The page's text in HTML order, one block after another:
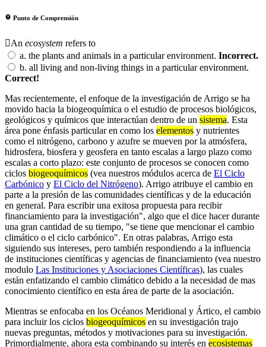
Punto de Comprensión
An ecosystem refers to
a. the plants and animals in a particular environment. Incorrect.
b. all living and non-living things in a particular environment.
Correct!
Mas recientemente, el enfoque de la investigación de Arrigo se ha
movido hacia la biogeoquímica o el estudio de procesos biológicos,
geológicos y químicos que interactúan dentro de un sistema. Esta
área pone énfasis particular en como los elementos y nutrientes
como el nitrógeno, carbono y azufre se mueven por la atmósfera,
hidrosfera, biosfera y geosfera en tanto escalas a largo plazo como
escalas a corto plazo: este conjunto de procesos se conocen como
ciclos biogeoquímicos (vea nuestros módulos acerca de El Ciclo
Carbónico y El Ciclo del Nitrógeno). Arrigo atribuye el cambio en
parte a la presión de las comunidades científicas y de la educación
en general. Para escribir una exitosa propuesta para recibir
financiamiento para la investigación", algo que el dice hacer durante
una gran cantidad de su tiempo, "se tiene que mencionar el cambio
climático o el ciclo carbónico". En otras palabras, Arrigo esta
siguiendo sus intereses, pero también respondiendo a la influencia
de instituciones científicas y agencias de financiamiento (vea nuestro
modulo Las Instituciones y Asociaciones Científicas), las cuales
están enfatizando el cambio climático debido a la necesidad de mas
conocimiento científico en esta área de parte de la asociación.
Mientras se enfocaba en los Océanos Meridional y Ártico, el cambio
para incluir los ciclos biogeoquímicos en su investigación trajo
nuevas preguntas, métodos y motivaciones para su investigación.
Primordialmente, ahora esta combinando su interés en ecosistemas